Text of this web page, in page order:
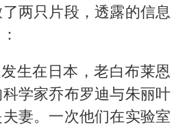
两只片段，透露的信息
生在日本，老白布莱恩
学家乔布罗迪与朱丽叶
妻。一次他们在实验室